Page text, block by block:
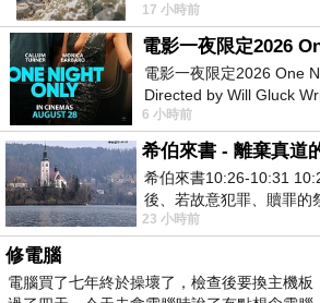
情
每一個房間都是獨門獨戶 整個飯店共設置
大喔~
這天成了水上人家 腳底下就是海的住宿真
其實這裡就是一個獨立的世外桃源 我們是
能在這飯店之內活動 所以進房間把行李卸
不是我的工作啊。 真
17 小時前
電影一夜限定2026 One
Directed by Will Gluck
Starring Monica Barbaro
6 小時前
希伯來書 - 離棄真道
希伯來書10:26-10:31
後、若故意犯罪、贖罪的
有戰懼等候審判和那燒滅
23 小時前
修電腦
電腦買了七年終於操壞了，檢查後要換主機板